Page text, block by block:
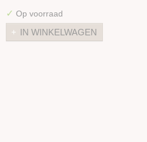
✓ Op voorraad
IN WINKELWAGEN